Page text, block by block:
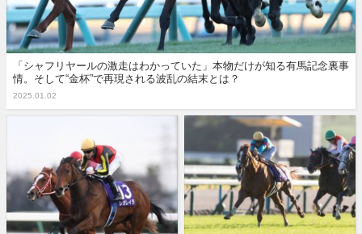
「シャフリヤールの激走はわかっていた」本物だけが知る有馬記念裏事
情。そして“金杯”で再現される波乱の結末とは？
2025.01.02